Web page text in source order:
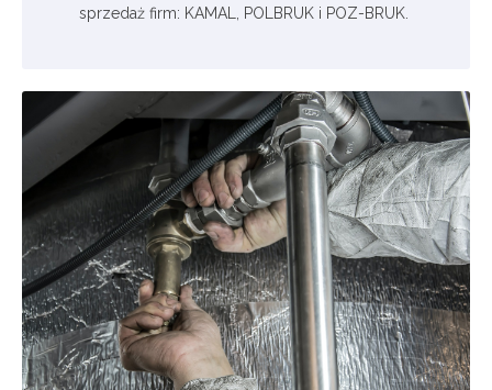
sprzedaż firm: KAMAL, POLBRUK i POZ-BRUK.